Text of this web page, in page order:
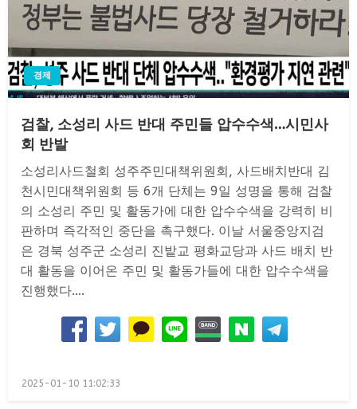
경제
검찰, 소성리 사드 반대 주민들 압수수색…시민사
회 반발
소성리사드철회 성주주민대책위원회, 사드배치반대 김
천시민대책위원회 등 6개 단체는 9일 성명을 통해 검찰
의 소성리 주민 및 활동가에 대한 압수수색을 강력히 비
판하며 즉각적인 중단을 촉구했다. 이날 서울중앙지검
은 경북 성주군 소성리 진밭교 평화교당과 사드 배치 반
대 활동을 이어온 주민 및 활동가들에 대한 압수수색을
진행했다….
Posted
2025-01-10 11:02:33